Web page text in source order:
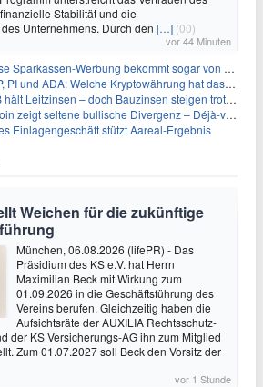
Stabilität und die
Unternehmens. Durch den […] (00)
vor 44 Minuten
Sparkassen-Werbung bekommt sogar von der Konkurrenz Lob
und ADA: Welche Kryptowährung hat das größte Potenzial im nächsten Bullenmarkt?
Leitzinsen – doch Bauzinsen steigen trotzdem: Das Nahost-Problem für Immobilienkäufer
zeigt seltene bullische Divergenz – Déjà-vu für BTC?
Einlagengeschäft stützt Aareal-Ergebnis
Weichen für die zukünftige
München, 06.08.2026 (lifePR) - Das
Präsidium des KS e.V. hat Herrn
Maximilian Beck mit Wirkung zum
01.09.2026 in die Geschäftsführung des
Vereins berufen. Gleichzeitig haben die
Aufsichtsräte der AUXILIA Rechtsschutz-
der KS Versicherungs-AG ihn zum Mitglied
Zum 01.07.2027 soll Beck den Vorsitz der
vor 1 Stunde